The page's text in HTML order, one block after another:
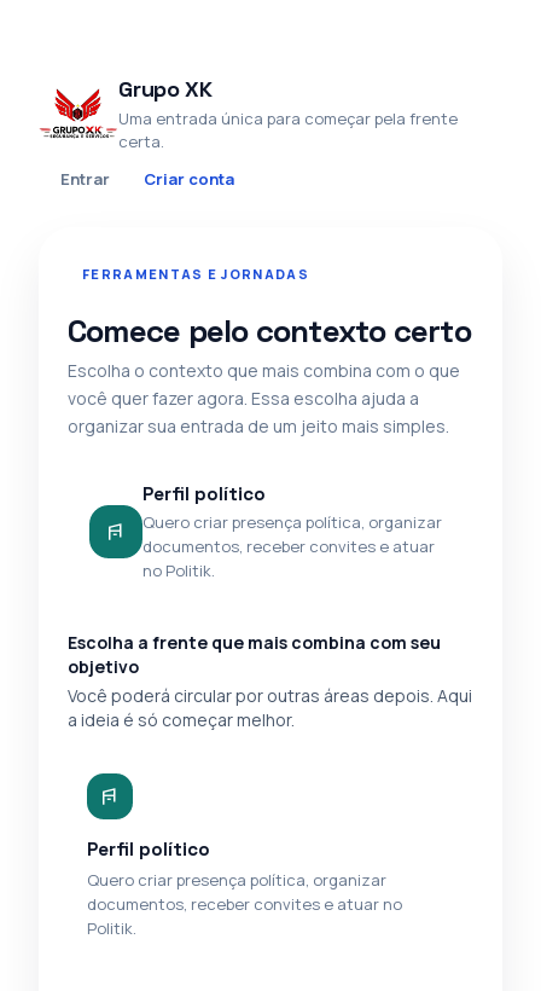
Grupo XK
Uma entrada única para começar pela frente
certa.
Entrar
Criar conta
FERRAMENTAS E JORNADAS
Comece pelo contexto certo
Escolha o contexto que mais combina com o que
você quer fazer agora. Essa escolha ajuda a
organizar sua entrada de um jeito mais simples.
Perfil político
Quero criar presença política, organizar
documentos, receber convites e atuar
no Politik.
Escolha a frente que mais combina com seu
objetivo
Você poderá circular por outras áreas depois. Aqui
a ideia é só começar melhor.
Perfil político
Quero criar presença política, organizar
documentos, receber convites e atuar no
Politik.